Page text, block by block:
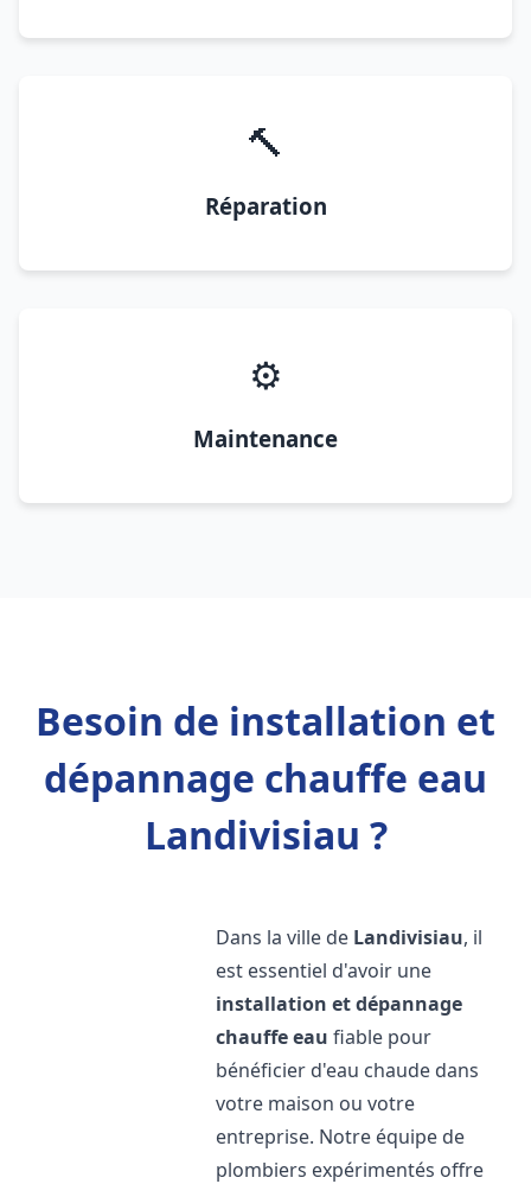
🔨
Réparation
⚙️
Maintenance
Besoin de installation et
dépannage chauffe eau
Landivisiau ?
Dans la ville de Landivisiau, il
est essentiel d'avoir une
installation et dépannage
chauffe eau fiable pour
bénéficier d'eau chaude dans
votre maison ou votre
entreprise. Notre équipe de
plombiers expérimentés offre